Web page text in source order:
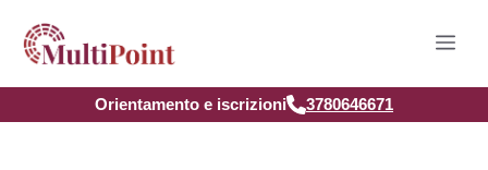
contenuto
Orientamento e iscrizioni 3780646671